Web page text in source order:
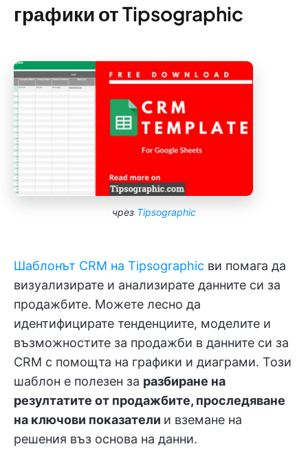
графики от Tipsographic
чрез Tipsographic
Шаблонът CRM на Tipsographic ви помага да
визуализирате и анализирате данните си за
продажбите. Можете лесно да
идентифицирате тенденциите, моделите и
възможностите за продажби в данните си за
CRM с помощта на графики и диаграми. Този
шаблон е полезен за разбиране на
резултатите от продажбите, проследяване
на ключови показатели и вземане на
решения въз основа на данни.